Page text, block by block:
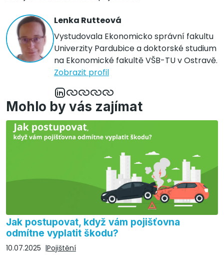
Lenka Rutteová
Vystudovala Ekonomicko správní fakultu
Univerzity Pardubice a doktorské studium
na Ekonomické fakultě VŠB-TU v Ostravě.
Zobrazit profil
Mohlo by vás zajímat
Jak postupovat, když vám pojišťovna
odmítne vyplatit škodu?
10.07.2025
Pojištění